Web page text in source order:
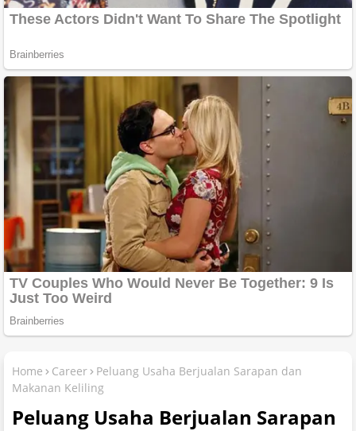
Home Career
Peluang Usaha Berjualan Sarapan dan
Makanan Keliling
Peluang Usaha Berjualan Sarapan